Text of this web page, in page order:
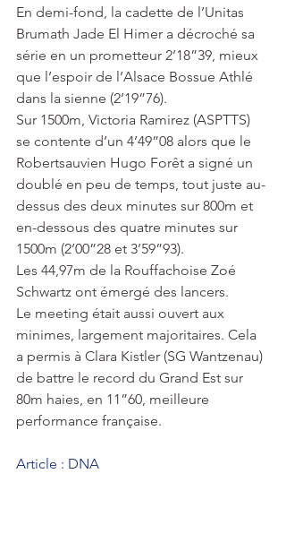
En demi-fond, la cadette de l’Unitas
Brumath Jade El Himer a décroché sa
série en un prometteur 2’18”39, mieux
que l’espoir de l’Alsace Bossue Athlé
dans la sienne (2’19”76).
Sur 1500m, Victoria Ramirez (ASPTTS)
se contente d’un 4’49”08 alors que le
Robertsauvien Hugo Forêt a signé un
doublé en peu de temps, tout juste au-
dessus des deux minutes sur 800m et
en-dessous des quatre minutes sur
1500m (2’00”28 et 3’59”93).
Les 44,97m de la Rouffachoise Zoé
Schwartz ont émergé des lancers.
Le meeting était aussi ouvert aux
minimes, largement majoritaires. Cela
a permis à Clara Kistler (SG Wantzenau)
de battre le record du Grand Est sur
80m haies, en 11”60, meilleure
performance française.
Article : DNA